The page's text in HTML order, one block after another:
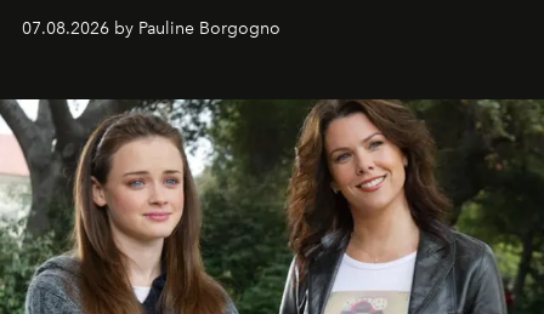
s'arrachent déjà.
07.08.2026 by Pauline Borgogno